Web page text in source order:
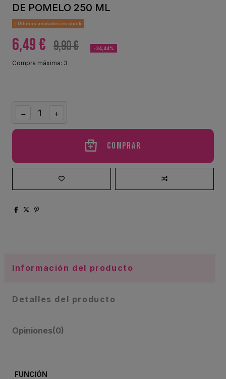
DE POMELO 250 ML
Últimas unidades en stock
6,49 € 9,90 € -34,44%
Compra máxima: 3
Comprar
Información del producto
Detalles del producto
Opiniones(0)
FUNCIÓN